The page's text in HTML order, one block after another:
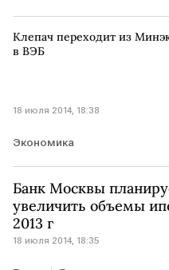
Клепач переходит из
в ВЭБ
18 июля 2014, 18:38
Экономика
Банк Москвы
увеличить объемы
2013 г
18 июля 2014, 18:35